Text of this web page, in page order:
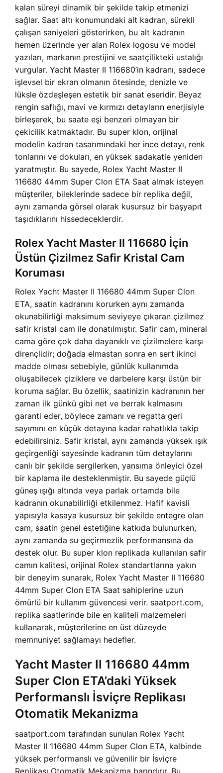
kalan süreyi dinamik bir şekilde takip etmenizi
sağlar. Saat altı konumundaki alt kadran, sürekli
çalışan saniyeleri gösterirken, bu alt kadranın
hemen üzerinde yer alan Rolex logosu ve model
yazıları, markanın prestijini ve saatçilikteki ustalığı
vurgular. Yacht Master II 116680’in kadranı, sadece
işlevsel bir ekran olmanın ötesinde, denizle ve
lüksle özdeşleşen estetik bir sanat eseridir. Beyaz
rengin saflığı, mavi ve kırmızı detayların enerjisiyle
birleşerek, bu saate eşi benzeri olmayan bir
çekicilik katmaktadır. Bu super klon, orijinal
modelin kadran tasarımındaki her ince detayı, renk
tonlarını ve dokuları, en yüksek sadakatle yeniden
yaratmıştır. Bu sayede, Rolex Yacht Master II
116680 44mm Super Clon ETA Saat almak isteyen
müşteriler, bileklerinde sadece bir replika değil,
aynı zamanda görsel olarak kusursuz bir başyapıt
taşıdıklarını hissedeceklerdir.
Rolex Yacht Master II 116680 İçin
Üstün Çizilmez Safir Kristal Cam
Koruması
Rolex Yacht Master II 116680 44mm Super Clon
ETA, saatin kadranını korurken aynı zamanda
okunabilirliği maksimum seviyeye çıkaran çizilmez
safir kristal cam ile donatılmıştır. Safir cam, mineral
cama göre çok daha dayanıklı ve çizilmelere karşı
dirençlidir; doğada elmastan sonra en sert ikinci
madde olması sebebiyle, günlük kullanımda
oluşabilecek çiziklere ve darbelere karşı üstün bir
koruma sağlar. Bu özellik, saatinizin kadranının her
zaman ilk günkü gibi net ve berrak kalmasını
garanti eder, böylece zamanı ve regatta geri
sayımını en küçük detayına kadar rahatlıkla takip
edebilirsiniz. Safir kristal, aynı zamanda yüksek ışık
geçirgenliği sayesinde kadranın tüm detaylarını
canlı bir şekilde sergilerken, yansıma önleyici özel
bir kaplama ile desteklenmiştir. Bu sayede güçlü
güneş ışığı altında veya parlak ortamda bile
kadranın okunabilirliği etkilenmez. Hafif kavisli
yapısıyla kasaya kusursuz bir şekilde entegre olan
cam, saatin genel estetiğine katkıda bulunurken,
aynı zamanda su geçirmezlik performansına da
destek olur. Bu super klon replikada kullanılan safir
camın kalitesi, orijinal Rolex standartlarına yakın
bir deneyim sunarak, Rolex Yacht Master II 116680
44mm Super Clon ETA Saat sahiplerine uzun
ömürlü bir kullanım güvencesi verir. saatport.com,
replika saatlerinde bile en kaliteli malzemeleri
kullanarak, müşterilerine en üst düzeyde
memnuniyet sağlamayı hedefler.
Yacht Master II 116680 44mm
Super Clon ETA’daki Yüksek
Performanslı İsviçre Replikası
Otomatik Mekanizma
saatport.com tarafından sunulan Rolex Yacht
Master II 116680 44mm Super Clon ETA, kalbinde
yüksek performanslı ve güvenilir bir İsviçre